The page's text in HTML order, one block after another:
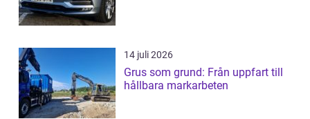
14 juli 2026
Grus som grund: Från uppfart till
hållbara markarbeten